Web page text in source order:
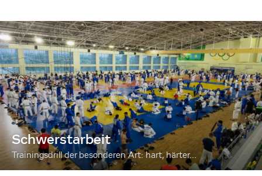
Schwerstarbeit
Trainingsdrill der besonderen Art: hart, härter...